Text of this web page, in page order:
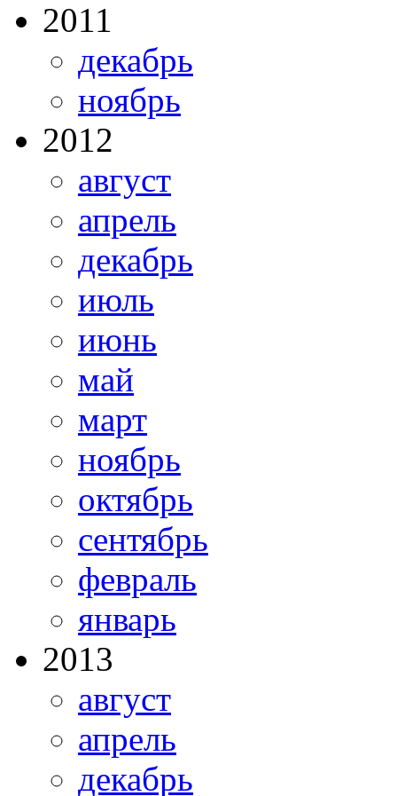
2011
декабрь
ноябрь
2012
август
апрель
декабрь
июль
июнь
май
март
ноябрь
октябрь
сентябрь
февраль
январь
2013
август
апрель
декабрь